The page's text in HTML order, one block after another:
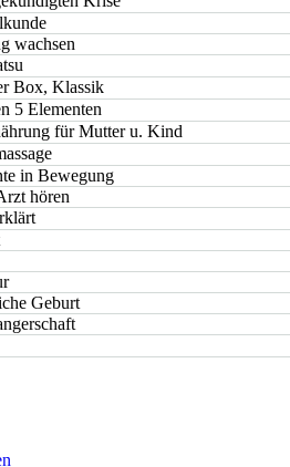
wachsen
Box, Klassik
5 Elementen
für Mutter u. Kind
in Bewegung
hören
Geburt